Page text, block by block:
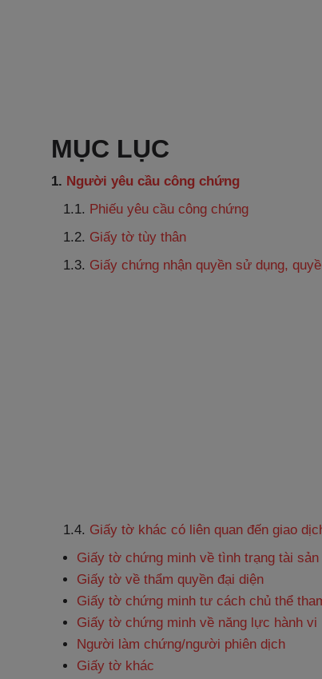
MỤC LỤC
1. Người yêu cầu công chứng
1.1. Phiếu yêu cầu công chứng
1.2. Giấy tờ tùy thân
1.3. Giấy chứng nhận quyền sử dụng,
1.4. Giấy tờ khác có liên quan đến giao
Giấy tờ chứng minh về tình trạng tài sản
Giấy tờ về thẩm quyền đại diện
Giấy tờ chứng minh tư cách chủ thể
Giấy tờ chứng minh về năng lực hành vi
Người làm chứng/người phiên dịch
Giấy tờ khác